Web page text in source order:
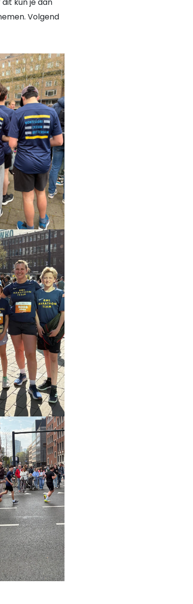
Volgend